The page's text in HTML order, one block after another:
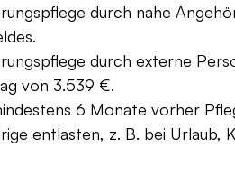
durch nahe
durch externe
von 3.539 €.
6 Monate vorher
entlasten, z. B. bei Urlaub,